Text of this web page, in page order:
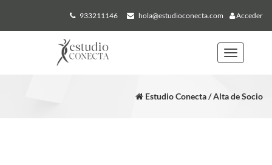
933211146 hola@estudioconecta.com Acceder
Toggle
navigation
Estudio Conecta / Alta de Socio